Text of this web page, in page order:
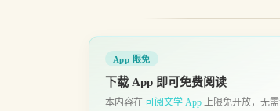
App 限免
下载 App 即可免费阅读
本内容在 可阅文学 App 上限免开放，无